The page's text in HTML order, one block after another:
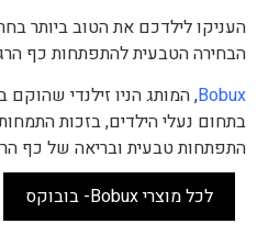
העניקו לילדכם את הטוב ביותר
הבחירה הטבעית להתפתחות כף
Bobux
בתחום נעלי הילדים, בזכות
התפתחות טבעית ובריאה של כף
לכל מוצרי Bobux- בובוקס